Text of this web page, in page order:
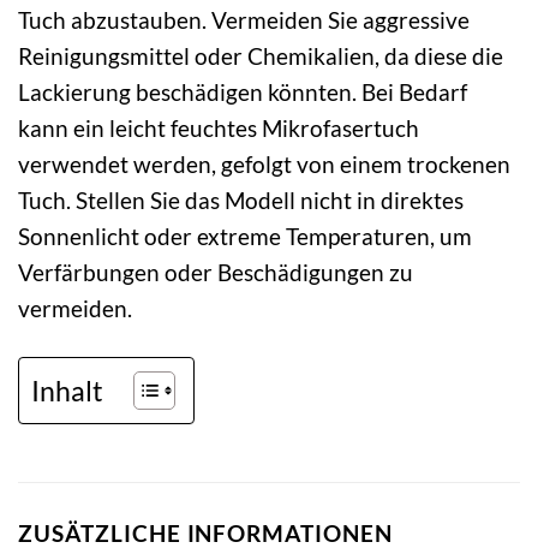
Tuch abzustauben. Vermeiden Sie aggressive
Reinigungsmittel oder Chemikalien, da diese die
Lackierung beschädigen könnten. Bei Bedarf
kann ein leicht feuchtes Mikrofasertuch
verwendet werden, gefolgt von einem trockenen
Tuch. Stellen Sie das Modell nicht in direktes
Sonnenlicht oder extreme Temperaturen, um
Verfärbungen oder Beschädigungen zu
vermeiden.
Inhalt
ZUSÄTZLICHE INFORMATIONEN